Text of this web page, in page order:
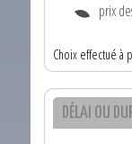
prix
Choix effectué à
DÉLAI OU